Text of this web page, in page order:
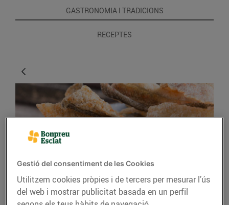
GASTRONOMIA I TRADICIONS
RECEPTES
CONSELLS I HÀBITS SALUDABLES
Gestió del consentiment de les Cookies
Utilitzem cookies pròpies i de tercers per mesurar l’ús
del web i mostrar publicitat basada en un perfil